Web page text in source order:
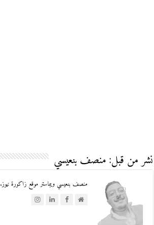
نشر من قبل: منصف بنعيسي
منصف بنعيسي ويبماستر موقع زاكورة نيوز.